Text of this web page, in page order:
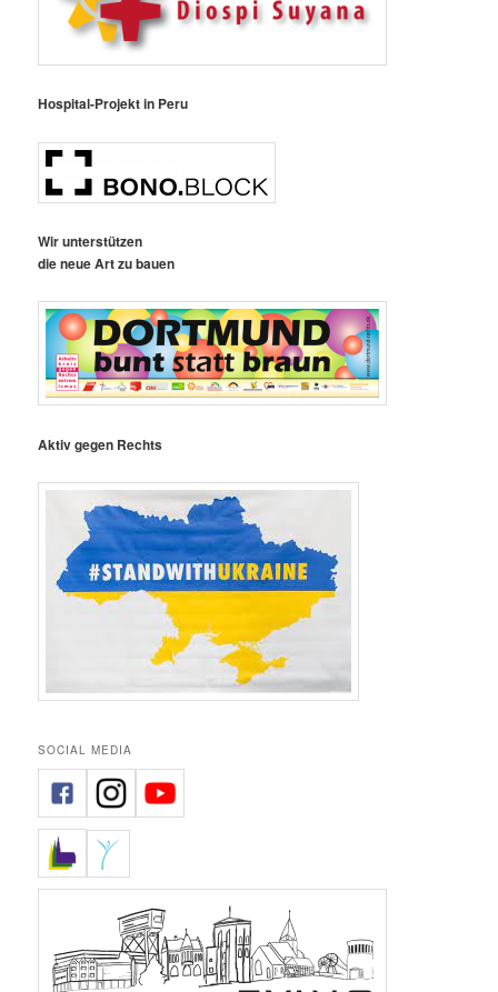
Hospital-Projekt in Peru
Wir unterstützen
die neue Art zu bauen
Aktiv gegen Rechts
SOCIAL MEDIA